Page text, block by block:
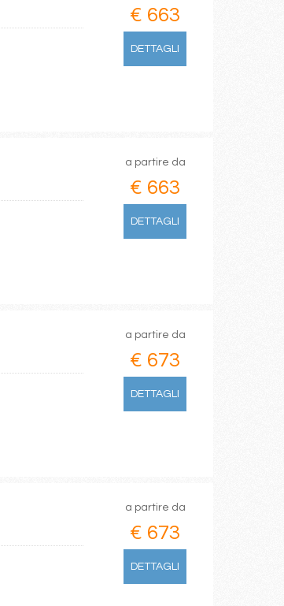
€ 663
DETTAGLI
a partire da
€ 663
DETTAGLI
a partire da
€ 673
DETTAGLI
a partire da
€ 673
DETTAGLI